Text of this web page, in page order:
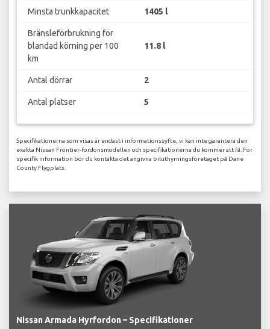
Minsta trunkkapacitet 1405 l
Bränsleförbrukning för
blandad körning per 100
km
11.8 l
Antal dörrar 2
Antal platser 5
Specifikationerna som visas är endast i informationssyfte, vi kan inte garantera den
exakta Nissan Frontier-fordonsmodellen och specifikationerna du kommer att få. För
specifik information bör du kontakta det angivna biluthyrningsföretaget på Dane
County Flygplats.
Nissan Armada Hyrfordon – Specifikationer